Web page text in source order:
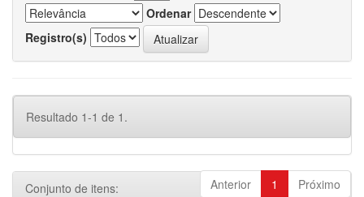
Ordenar
Registro(s)
Resultado 1-1 de 1.
Anterior 1 Próximo
Conjunto de itens: